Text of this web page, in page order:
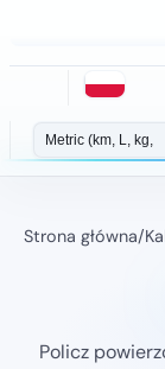
Strona główna/
Policz